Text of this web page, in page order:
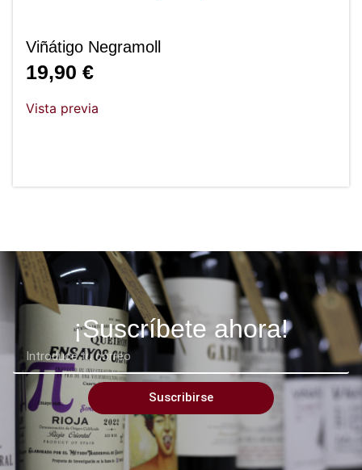
Viñátigo Negramoll
19,90 €
Vista previa
¡Suscríbete ahora!
Suscribirse